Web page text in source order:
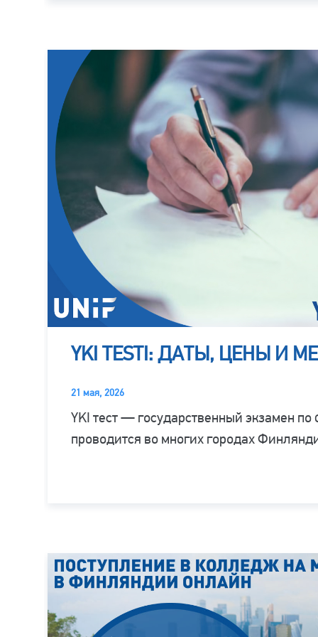
YKI TESTI: ДАТЫ, ЦЕНЫ И
21 мая, 2026
YKI тест — государственный экзамен
проводится во многих городах